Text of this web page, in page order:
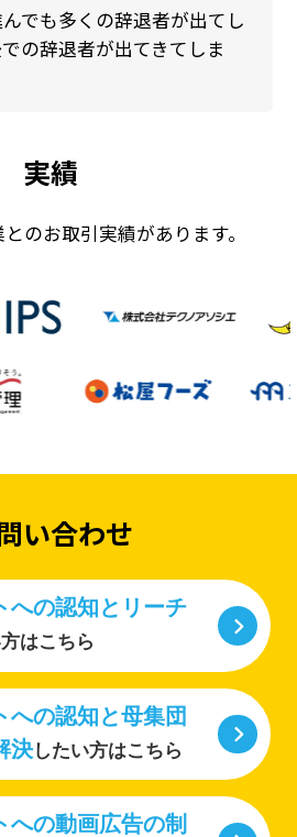
でも多くの辞退者が出てし
の辞退者が出てきてしま
実績
のお取引実績があります。
い合わせ
への認知とリーチ
はこちら
への認知と母集団
決したい方はこちら
への動画広告の制